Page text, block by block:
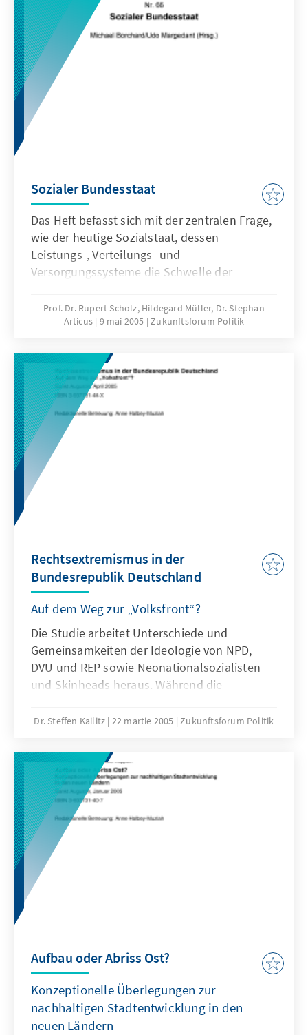
Sozialer Bundesstaat
Das Heft befasst sich mit der zentralen Frage,
wie der heutige Sozialstaat, dessen
Leistungs-, Verteilungs- und
Versorgungssysteme die Schwelle der
vor europäischen Herausforderungen steht,
reformiert werden kann.
Prof. Dr. Rupert Scholz, Hildegard Müller, Dr. Stephan
Articus 9 mai 2005 Zukunftsforum Politik
Rechtsextremismus in der
Bundesrepublik Deutschland
Auf dem Weg zur „Volksfront“?
Die Studie arbeitet Unterschiede und
Gemeinsamkeiten der Ideologie von NPD,
DVU und REP sowie Neonationalsozialisten
und Skinheads heraus. Während die
eint, zeigen sich Unterschiede im Grad der
und gesellschaftspolitischen Vorstellungen.
Dr. Steffen Kailitz 22 martie 2005 Zukunftsforum Politik
Aufbau oder Abriss Ost?
Konzeptionelle Überlegungen zur
nachhaltigen Stadtentwicklung in den
neuen Ländern